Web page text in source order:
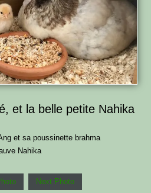
et la belle petite Nahika
et sa poussinette brahma
Nahika
Next Photo